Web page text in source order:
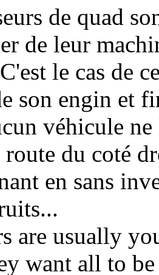
de quad
de leur
le cas de
son engin et
véhicule
route du coté
en sans
are usually
want all to